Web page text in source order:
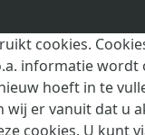
cookies.
informatie wordt
hoeft in te
wij er vanuit dat u
cookies. U kunt